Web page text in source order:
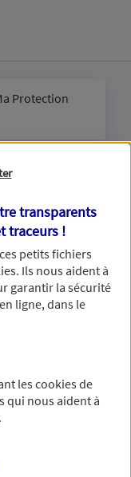
Protection
transparents
traceurs !
petits fichiers
. Ils nous aident à
garantir la sécurité
ligne, dans le
lescookiesde
qui nous aident à